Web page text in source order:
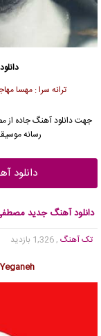
ترانه سرا : مهسا
جهت دانلود آهنگ جاده از
رسانه
دانلود
دانلود آهنگ جدید
تک آهنگ , 1,326 بازدید